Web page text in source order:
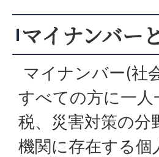
マイナンバー
マイナンバー(社
すべての方に一
税、災害対策の分
機関に存在する